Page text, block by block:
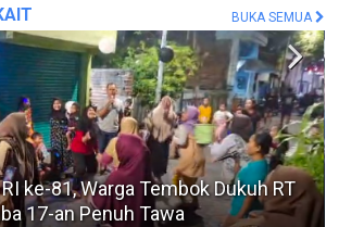
BUKA SEMUA
Pandegiling Makin Panas, Polisi
Usut Agar Tidak Terjadi
Surabaya